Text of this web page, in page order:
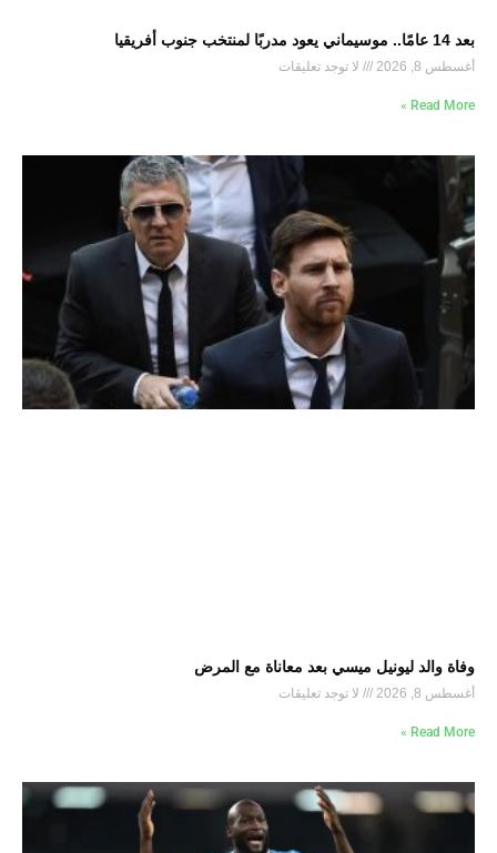
بعد 14 عامًا.. موسيماني يعود مدربًا لمنتخب جنوب أفريقيا
أغسطس 8, 2026 لا توجد تعليقات
Read More »
وفاة والد ليونيل ميسي بعد معاناة مع المرض
أغسطس 8, 2026 لا توجد تعليقات
Read More »